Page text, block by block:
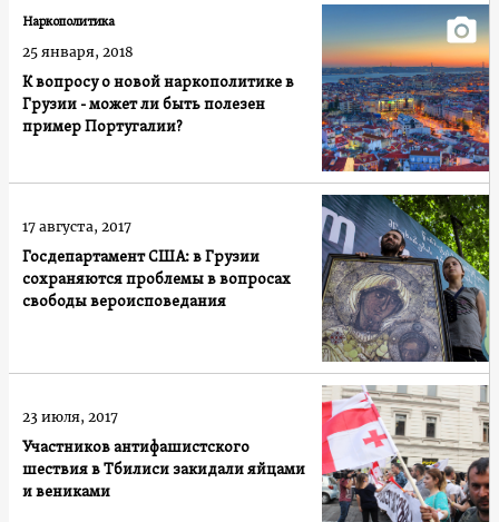
К вопросу о новой наркополитике в
Грузии - может ли быть полезен
пример Португалии?
Наркополитика
25 января, 2018
Госдепартамент США: в Грузии
сохраняются проблемы в вопросах
свободы вероисповедания
17 августа, 2017
Участников антифашистского
шествия в Тбилиси закидали яйцами
и вениками
23 июля, 2017